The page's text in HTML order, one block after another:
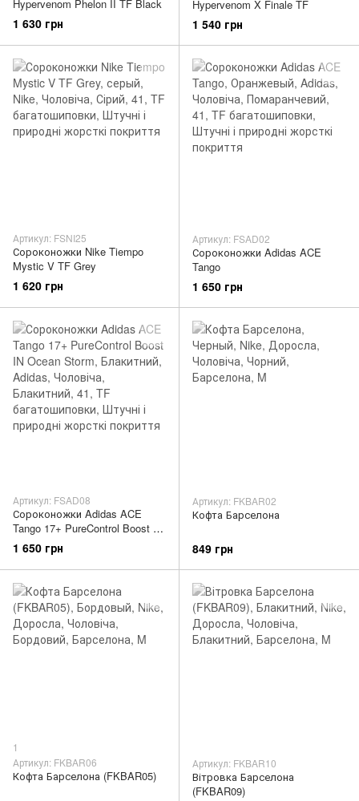
Hypervenom Phelon II TF Black
1 630 грн
Hypervenom X Finale TF
1 540 грн
Артикул: FSNI25
Сороконожки Nike Tiempo
Mystic V TF Grey
1 620 грн
Артикул: FSAD02
Сороконожки Adidas ACE
Tango
1 650 грн
Артикул: FSAD08
Сороконожки Adidas ACE
Tango 17+ PureControl Boost IN
Ocean Storm
1 650 грн
Артикул: FKBAR02
Кофта Барселона
849 грн
1
Артикул: FKBAR06
Кофта Барселона (FKBAR05)
Артикул: FKBAR10
Вітровка Барселона
(FKBAR09)